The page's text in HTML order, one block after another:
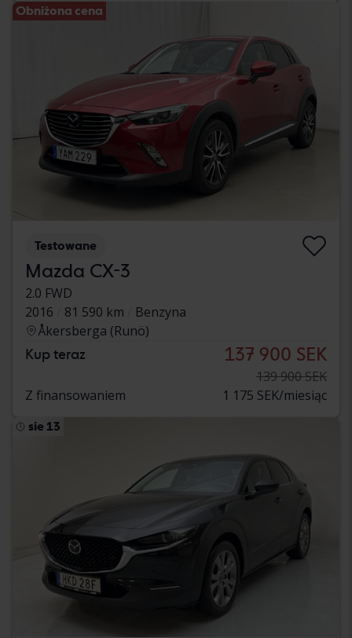
Obniżona cena
Testowane
Mazda CX-3
2.0 FWD
2016
81 590 km
Benzyna
Åkersberga (Runö)
Kup teraz 137 900 SEK
139 900 SEK
Z finansowaniem
1 175 SEK/miesiąc
sie 13